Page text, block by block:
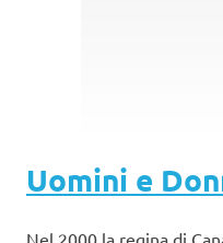
Uomini e
Nel 2000 la regina di